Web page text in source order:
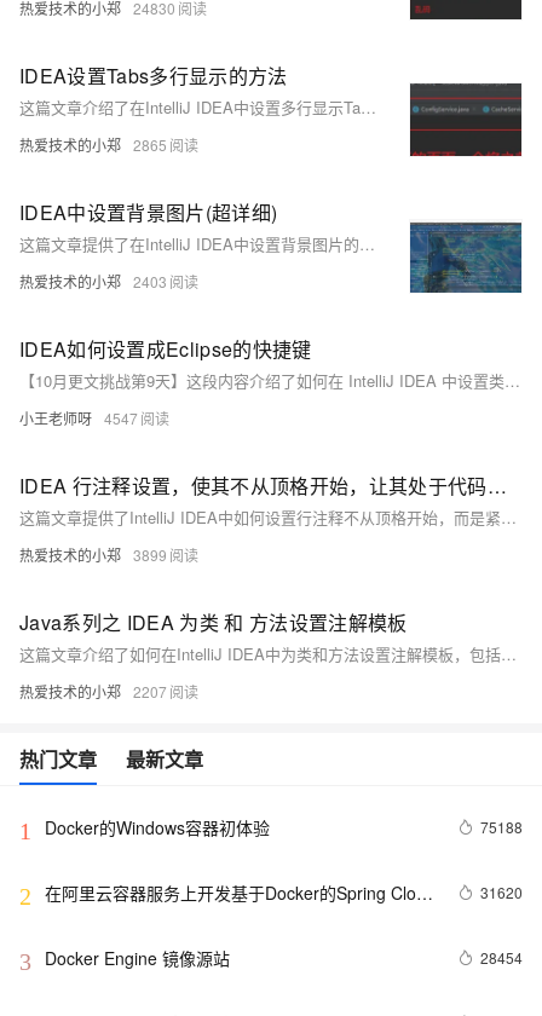
热爱技术的小郑 24830
IDEA设置Tabs多行显示的方法
这篇文章介绍了在IntelliJ IDEA中设置多行显示Tabs的方法，包括如何取消单行展示Tabs并设置可展示的Tabs数量。
热爱技术的小郑 2865
IDEA中设置背景图片(超详细)
这篇文章提供了在IntelliJ IDEA中设置背景图片的详细步骤，包括安装Background Image Plus插件和调整图片透明度等个性化设置。
热爱技术的小郑 2403
IDEA如何设置成Eclipse的快捷键
【10月更文挑战第9天】这段内容介绍了如何在 IntelliJ IDEA 中设置类似 Eclipse 的快捷键。主要包括：1) 打开设置；2) 进入快捷键设置页面；3) 选择 Eclipse 快捷键方案；4) 可选的自定义调整。通过这些步骤，可以让熟悉 Eclipse 的用户更快适应 IDEA。
小王老师呀 4547
IDEA 行注释设置，使其不从顶格开始，让其处于代码前开始
这篇文章提供了IntelliJ IDEA中如何设置行注释不从顶格开始，而是紧接在代码前面的方法，通过访问Settings中的Code Style选项进行调整，以改善代码注释的视觉效果。
热爱技术的小郑 3899
Java系列之 IDEA 为类 和 方法设置注解模板
这篇文章介绍了如何在IntelliJ IDEA中为类和方法设置注解模板，包括类模板的创建和应用，以及两种不同的方法注解模板的创建过程和实际效果展示，旨在提高代码的可读性和维护性。
热爱技术的小郑 2207
热门文章 最新文章
1 Docker的Windows容器初体验 75188
2 在阿里云容器服务上开发基于Docker的Spring Cloud
31620
3 Docker Engine 镜像源站 28454